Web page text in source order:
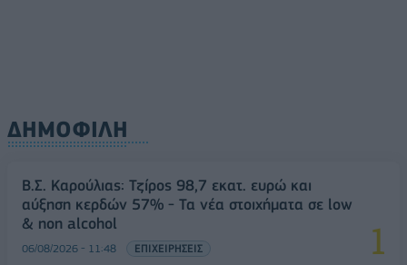
ΔΗΜΟΦΙΛΗ
Β.Σ. Καρούλιας: Τζίρος 98,7 εκατ. ευρώ και
αύξηση κερδών 57% - Τα νέα στοιχήματα σε low
& non alcohol
06/08/2026 - 11:48 ΕΠΙΧΕΙΡΗΣΕΙΣ